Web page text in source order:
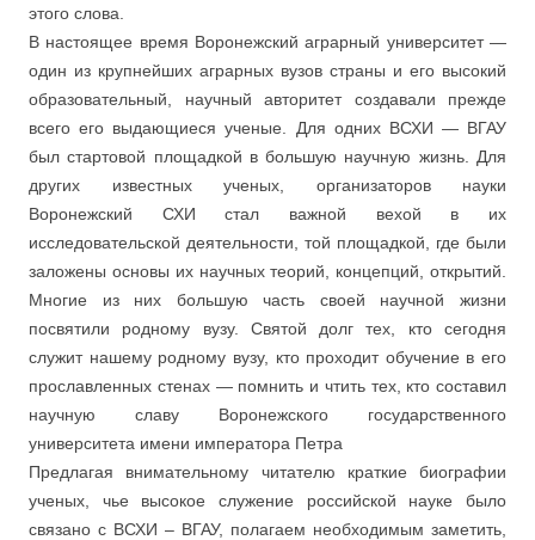
этого слова.
В настоящее время Воронежский аграрный университет —
один из крупнейших аграрных вузов страны и его высокий
образовательный, научный авторитет создавали прежде
всего его выдающиеся ученые. Для одних ВСХИ — ВГАУ
был стартовой площадкой в большую научную жизнь. Для
других известных ученых, организаторов науки
Воронежский СХИ стал важной вехой в их
исследовательской деятельности, той площадкой, где были
заложены основы их научных теорий, концепций, открытий.
Многие из них большую часть своей научной жизни
посвятили родному вузу. Святой долг тех, кто сегодня
служит нашему родному вузу, кто проходит обучение в его
прославленных стенах — помнить и чтить тех, кто составил
научную славу Воронежского государственного
университета имени императора Петра
Предлагая внимательному читателю краткие биографии
ученых, чье высокое служение российской науке было
связано с ВСХИ – ВГАУ, полагаем необходимым заметить,